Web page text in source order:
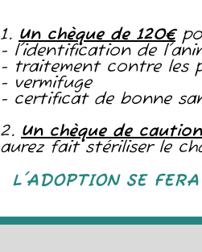
1. Un chèque de 120€
- l'identification de
- traitement contre les
- vermifuge
- certificat de bonne
2. Un chèque de
aurez fait stériliser le
L'ADOPTION SE